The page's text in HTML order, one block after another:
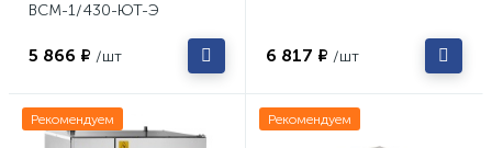
ВСМ-1/430-ЮТ-Э
5 866 ₽ /шт 6 817 ₽ /шт
Рекомендуем Рекомендуем